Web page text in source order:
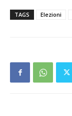
TAGS Elezioni